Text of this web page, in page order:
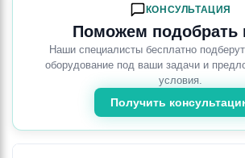
КОНСУЛЬТАЦИЯ
Поможем подобрать
Наши специалисты бесплатно
оборудование под ваши задачи и
условия.
Получить